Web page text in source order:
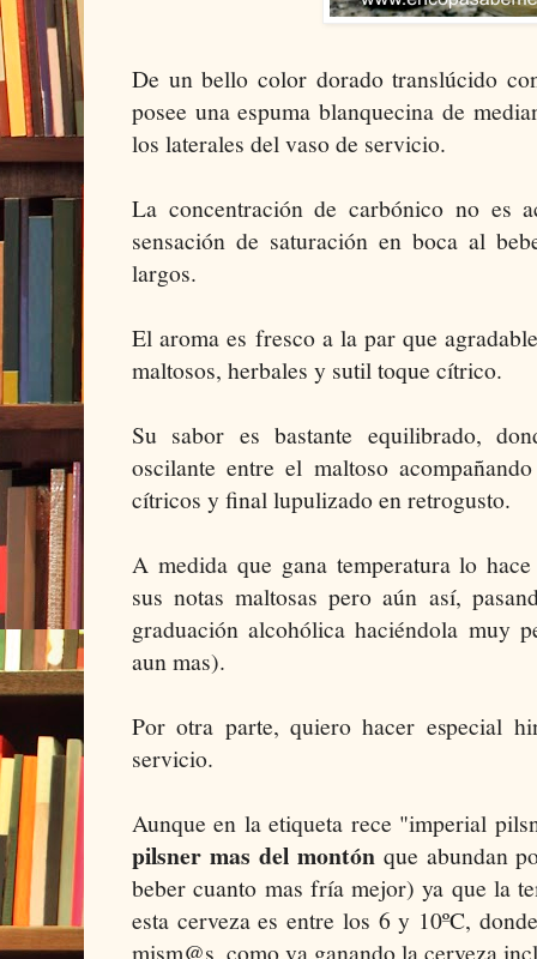
De un bello color dorado translúcido
posee una espuma blanquecina de
los laterales del vaso de servicio.
La concentración de carbónico no es
sensación de saturación en boca al
largos.
El aroma es fresco a la par que
maltosos, herbales y sutil toque cítrico.
Su sabor es bastante equilibrado,
oscilante entre el maltoso
cítricos y final lupulizado en retrogusto.
A medida que gana temperatura lo
sus notas maltosas pero aún así,
graduación alcohólica haciéndola muy
aun mas).
Por otra parte, quiero hacer especial
servicio.
Aunque en la etiqueta rece "imperial
pilsner mas del montónque abundan
beber cuanto mas fría mejor) ya que la
esta cerveza es entre los 6 y 10ºC,
mism@s, como va ganando la cerveza